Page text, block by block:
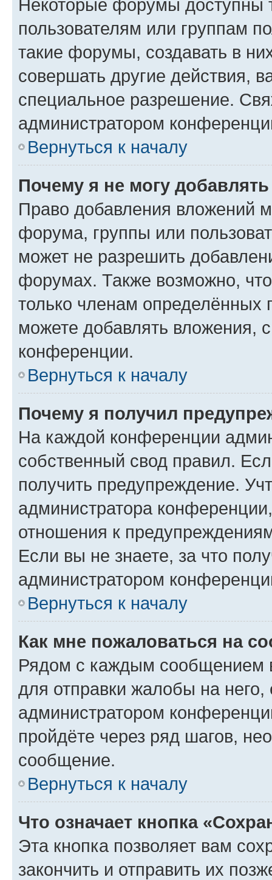
Некоторые форумы доступны
пользователям или группам
такие форумы, создавать в
совершать другие действия,
специальное разрешение.
администратором
Вернуться к началу
Почему я не могу
Право добавления вложений
форума, группы или
может не разрешить
форумах. Также возможно,
только членам определённых
можете добавлять вложения,
конференции.
Вернуться к началу
Почему я получил
На каждой конференции
собственный свод правил.
получить предупреждение.
администратора
отношения к
Если вы не знаете, за что
администратором
Вернуться к началу
Как мне пожаловаться на
Рядом с каждым сообщением
для отправки жалобы на
администратором
пройдёте через ряд шагов,
сообщение.
Вернуться к началу
Что означает кнопка
Эта кнопка позволяет вам
закончить и отправить их